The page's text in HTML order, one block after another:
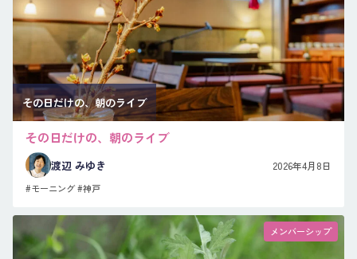
その日だけの、朝のライブ
その日だけの、朝のライブ
渡辺 みゆき 2026年4月8日
#モーニング#神戸
メンバーシップ